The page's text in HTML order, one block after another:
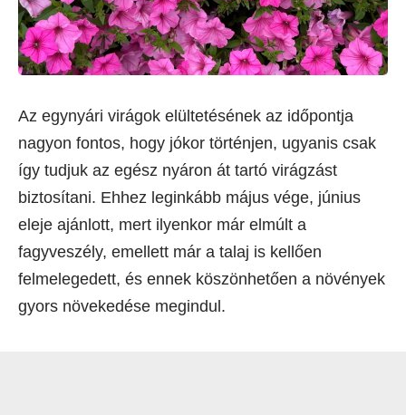
Az egynyári virágok elültetésének az időpontja
nagyon fontos, hogy jókor történjen, ugyanis csak
így tudjuk az egész nyáron át tartó virágzást
biztosítani. Ehhez leginkább május vége, június
eleje ajánlott, mert ilyenkor már elmúlt a
fagyveszély, emellett már a talaj is kellően
felmelegedett, és ennek köszönhetően a növények
gyors növekedése megindul.